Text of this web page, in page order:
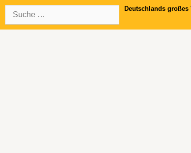
Springe
zum
Inhalt
nach:
Deutschlands